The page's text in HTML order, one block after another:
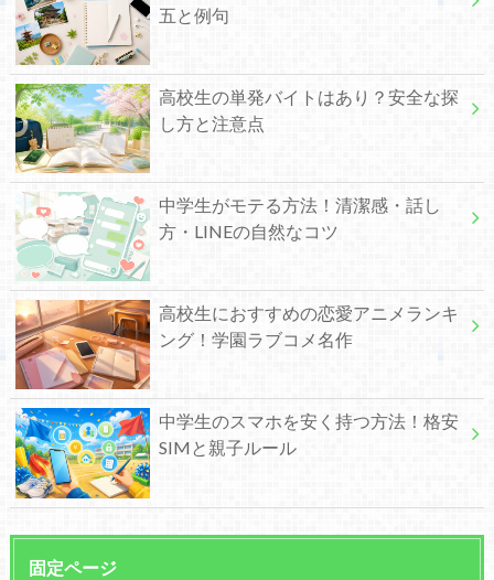
五と例句
高校生の単発バイトはあり？安全な探
し方と注意点
中学生がモテる方法！清潔感・話し
方・LINEの自然なコツ
高校生におすすめの恋愛アニメランキ
ング！学園ラブコメ名作
中学生のスマホを安く持つ方法！格安
SIMと親子ルール
固定ページ